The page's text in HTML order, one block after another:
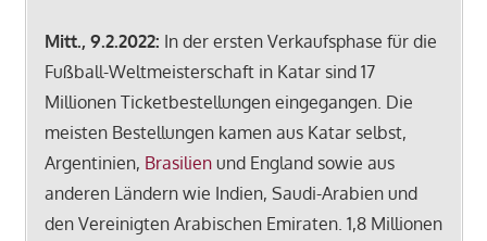
Mitt., 9.2.2022: In der ersten Verkaufsphase für die
Fußball-Weltmeisterschaft in Katar sind 17
Millionen Ticketbestellungen eingegangen. Die
meisten Bestellungen kamen aus Katar selbst,
Argentinien, Brasilienund England sowie aus
anderen Ländern wie Indien, Saudi-Arabien und
den Vereinigten Arabischen Emiraten. 1,8 Millionen